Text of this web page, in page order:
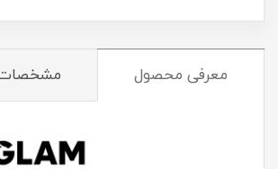
معرفی محصول